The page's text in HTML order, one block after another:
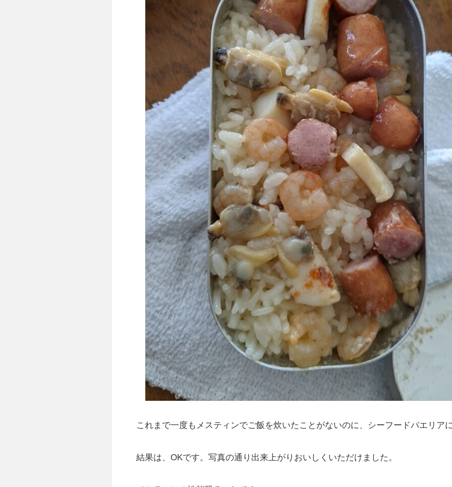
これまで一度もメスティンでご飯を炊いたことがないのに、シーフードパエリア
結果は、OKです。写真の通り出来上がりおいしくいただけました。